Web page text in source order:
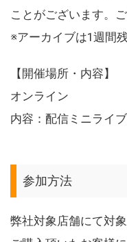
ことがございます。
※アーカイブは1週間残
【開催場所・内容】
オンライン
内容：配信ミニライ
参加方法
弊社対象店舗にて対